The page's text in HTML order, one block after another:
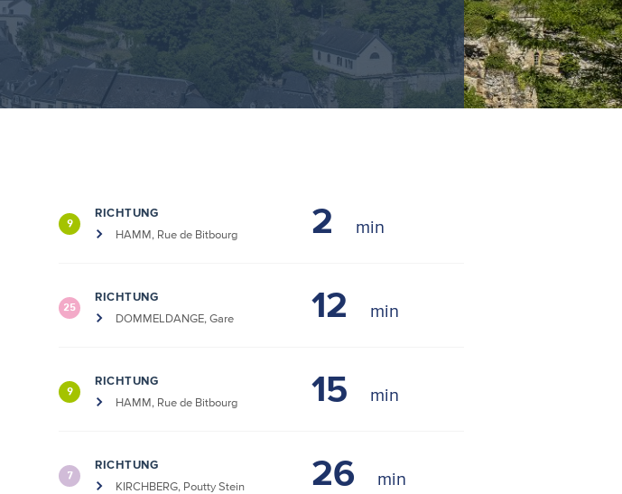
9
RICHTUNG
HAMM, Rue de Bitbourg
2
25
RICHTUNG
DOMMELDANGE, Gare
12
9
RICHTUNG
HAMM, Rue de Bitbourg
15
7
RICHTUNG
KIRCHBERG, Poutty Stein
26